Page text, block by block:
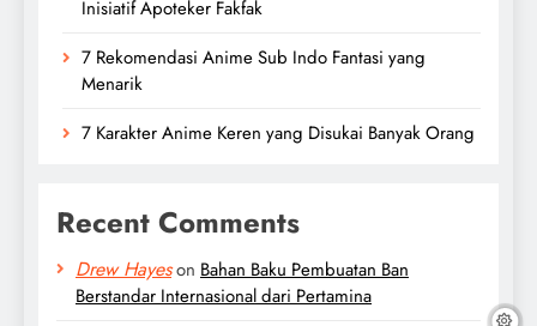
Inisiatif Apoteker Fakfak
7 Rekomendasi Anime Sub Indo Fantasi yang
Menarik
7 Karakter Anime Keren yang Disukai Banyak Orang
Recent Comments
Drew Hayeson Bahan Baku Pembuatan Ban
Berstandar Internasional dari Pertamina